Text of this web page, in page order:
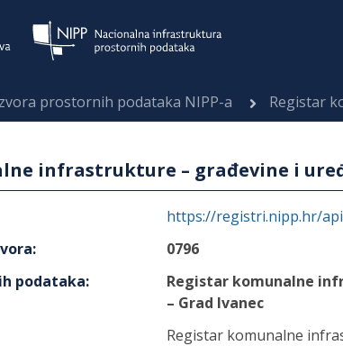
prostornih podataka NIPP-a Registar
infrastrukture – građevine i
https://registri.nipp.hr/
:
0796
podataka:
Registar komunalne
– Grad Ivanec
Registar komunalne